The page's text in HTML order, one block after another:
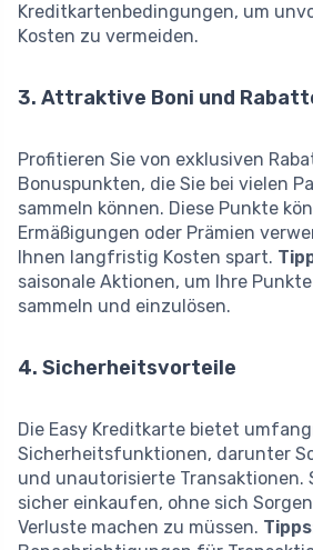
Kreditkartenbedingungen, um
Kosten zu vermeiden.
3. Attraktive Boni und
Profitieren Sie von exklusiven
Bonuspunkten, die Sie bei vielen
sammeln können. Diese Punkte
Ermäßigungen oder Prämien
Ihnen langfristig Kosten spart.
saisonale Aktionen, um Ihre
sammeln und einzulösen.
4. Sicherheitsvorteile
Die Easy Kreditkarte bietet
Sicherheitsfunktionen, darunter
und unautorisierte Transaktionen.
sicher einkaufen, ohne sich
Verluste machen zu müssen. Tipps